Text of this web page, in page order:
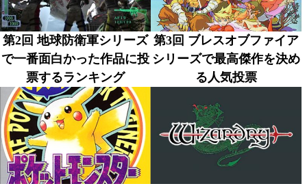
第2回 地球防衛軍シリーズ
で一番面白かった作品に投
票するランキング
第3回 ブレスオブファイア
シリーズで最高傑作を決め
る人気投票